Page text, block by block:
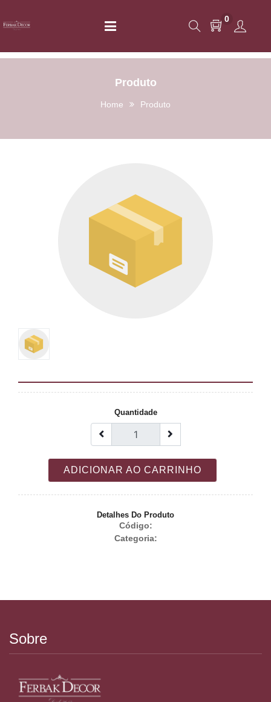
0
Produto
Home Produto
Quantidade
ADICIONAR AO CARRINHO
Detalhes Do Produto
Código:
Categoria:
Sobre